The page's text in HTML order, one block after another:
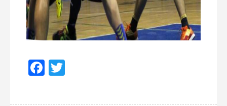
Facebook